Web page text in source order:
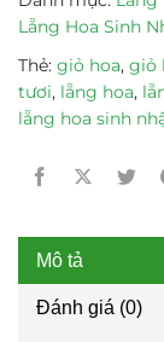
Lẵng Hoa Sinh
Thẻ: giỏ hoa, giỏ
tươi, lẵng hoa,
lẵng hoa sinh
Mô tả
Đánh giá (0)